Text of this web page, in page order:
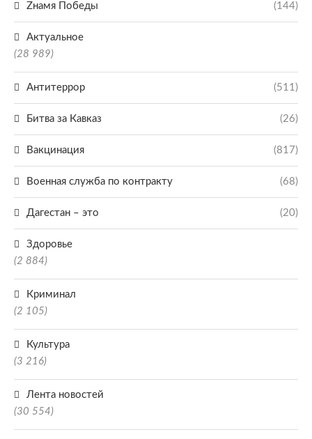
Zнамя Победы (144)
Актуальное
(28 989)
Антитеррор (511)
Битва за Кавказ (26)
Вакцинация (817)
Военная служба по контракту (68)
Дагестан – это (20)
Здоровье
(2 884)
Криминал
(2 105)
Культура
(3 216)
Лента новостей
(30 554)